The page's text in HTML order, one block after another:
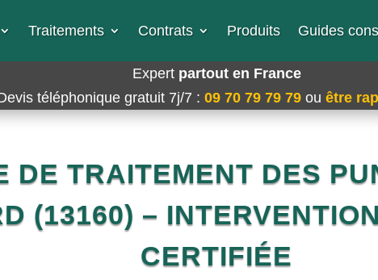
Traitements Contrats Produits Guides
Expert partout en France
téléphonique gratuit 7j/7 : 09 70 79 79 79 ou être
DE TRAITEMENT DES
(13160) –
CERTIFIÉE